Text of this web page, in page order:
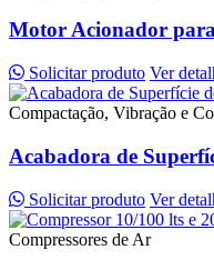
Motor Acionador
Solicitar produto Ver
Compactação, Vibração e
Acabadora de
Solicitar produto Ver
Compressores de Ar